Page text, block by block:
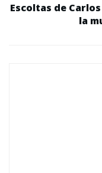
Escoltas de
la